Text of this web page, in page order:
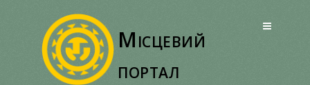
Місцевий
портал